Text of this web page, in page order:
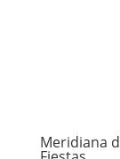
Meridiana